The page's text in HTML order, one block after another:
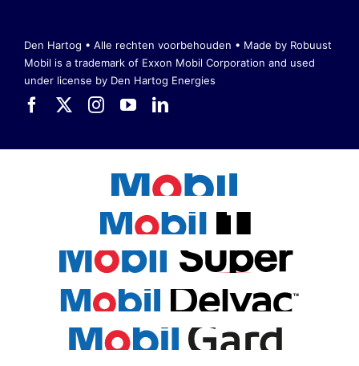
Den Hartog • Alle rechten voorbehouden • Made by Robuust
Mobil is a trademark of Exxon Mobil Corporation and used
under license by Den Hartog Energies